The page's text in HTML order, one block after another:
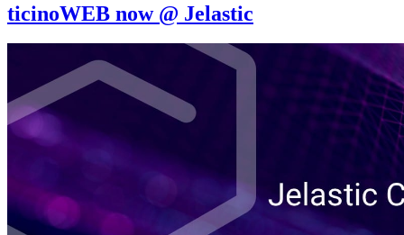
ticinoWEB now @ Jelastic